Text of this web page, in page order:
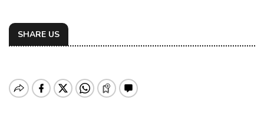
SHARE US